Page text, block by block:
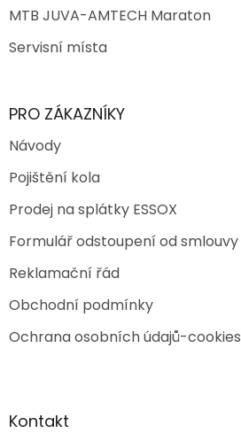
MTB JUVA-AMTECH Maraton
Servisní místa
PRO ZÁKAZNÍKY
Návody
Pojištění kola
Prodej na splátky ESSOX
Formulář odstoupení od smlouvy
Reklamační řád
Obchodní podmínky
Ochrana osobních údajů-cookies
Kontakt